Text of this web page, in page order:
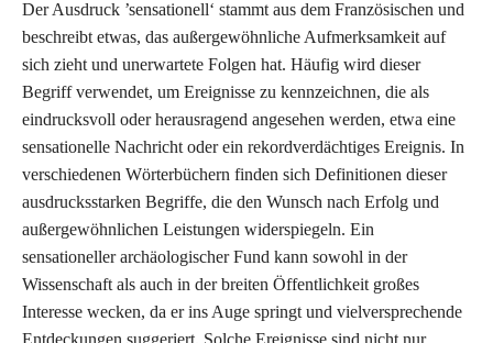
Der Ausdruck ’sensationell‘ stammt aus dem Französischen und
beschreibt etwas, das außergewöhnliche Aufmerksamkeit auf
sich zieht und unerwartete Folgen hat. Häufig wird dieser
Begriff verwendet, um Ereignisse zu kennzeichnen, die als
eindrucksvoll oder herausragend angesehen werden, etwa eine
sensationelle Nachricht oder ein rekordverdächtiges Ereignis. In
verschiedenen Wörterbüchern finden sich Definitionen dieser
ausdrucksstarken Begriffe, die den Wunsch nach Erfolg und
außergewöhnlichen Leistungen widerspiegeln. Ein
sensationeller archäologischer Fund kann sowohl in der
Wissenschaft als auch in der breiten Öffentlichkeit großes
Interesse wecken, da er ins Auge springt und vielversprechende
Entdeckungen suggeriert. Solche Ereignisse sind nicht nur